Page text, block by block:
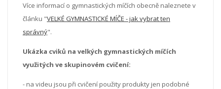
Více informací o gymnastických míčích obecně naleznete v
článku "VELKÉ GYMNASTICKÉ MÍČE - jak vybrat ten
správný".
Ukázka cviků na velkých gymnastických míčích
využitých ve skupinovém cvičení:
- na videu jsou při cvičení použity produkty jen podobné